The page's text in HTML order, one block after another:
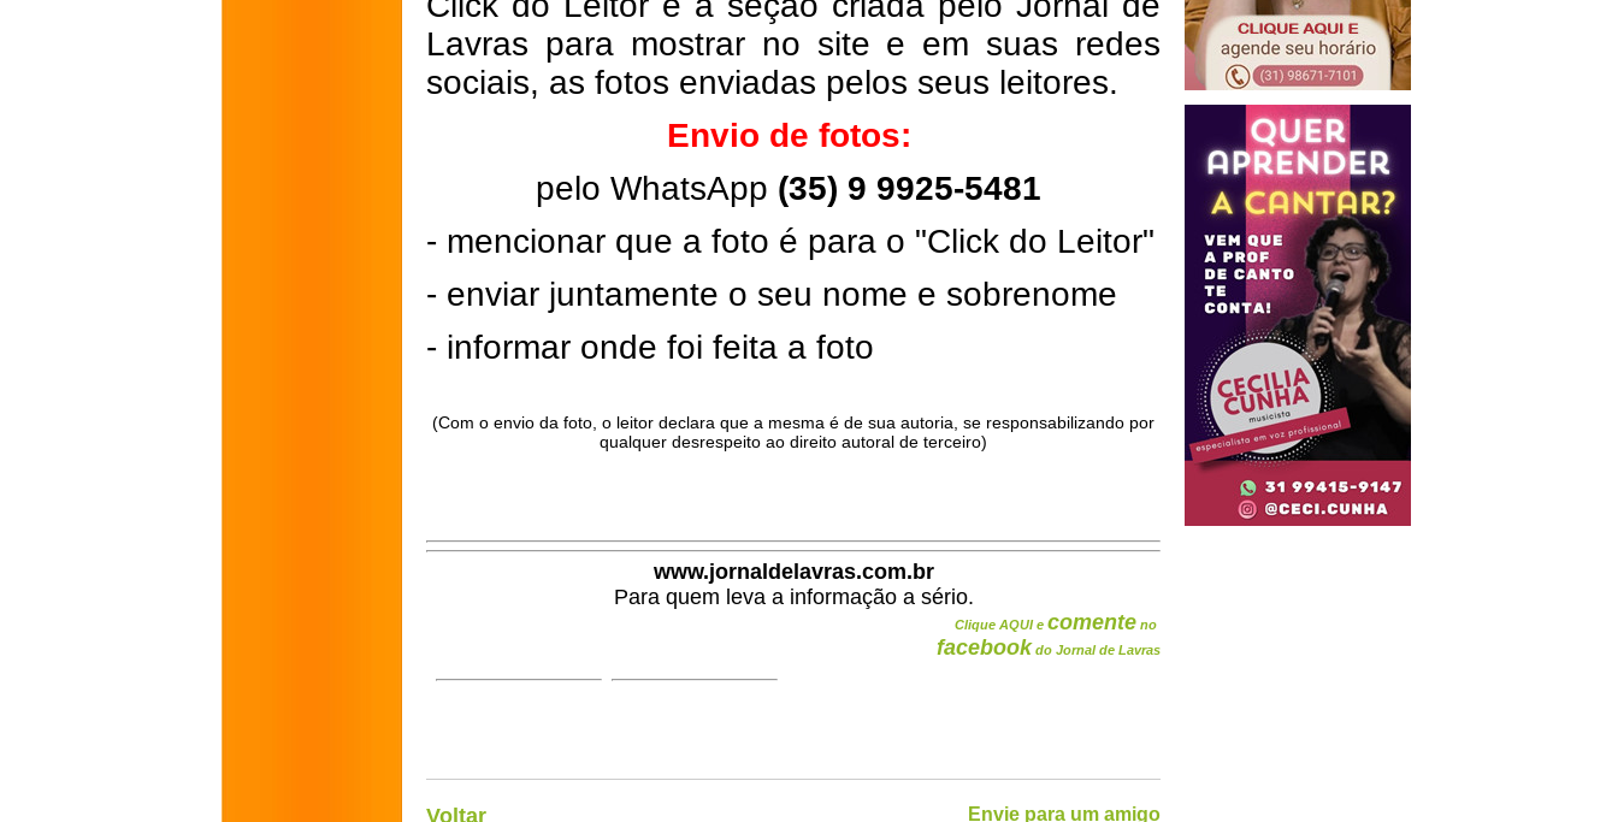
Lavras para mostrar no site e em suas redes
sociais, as fotos enviadas pelos seus leitores.
Envio de fotos:
pelo WhatsApp (35) 9 9925-5481
- mencionar que a foto é para o "Click do Leitor"
- enviar juntamente o seu nome e sobrenome
- informar onde foi feita a foto
(Com o envio da foto, o leitor declara que a mesma é de sua autoria, se responsabilizando por
qualquer desrespeito ao direito autoral de terceiro)
www.jornaldelavras.com.br
Para quem leva a informação a sério.
Clique AQUI e comente no
facebook do Jornal de Lavras
Voltar Envie para um amigo